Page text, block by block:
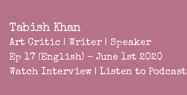
Tabish Khan
Art Critic | Writer | Speaker
Ep 17 (English) - June 1st 2020
Watch Interview | Listen to Podcast